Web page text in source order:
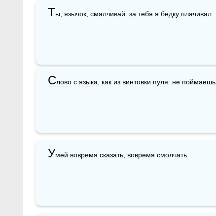
Ты, язычок, смалчивай: за тебя я бедку плачивал.
Слово с языка , как из винтовки пуля: не поймаешь.
Умей вовремя сказать, вовремя смолчать.